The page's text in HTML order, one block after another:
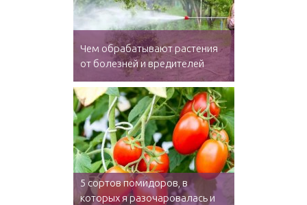
Чем обрабатывают растения
от болезней и вредителей
5 сортов помидоров, в
которых я разочаровалась и